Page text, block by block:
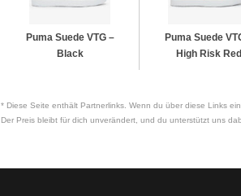
Puma Suede VTG –
Black
Puma Suede
High Risk Red
* Diese Seite enthält Partnerlinks. Wenn du über diese Links
Der Preis bleibt für dich unverändert, und du unterstützt uns